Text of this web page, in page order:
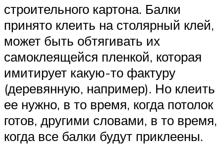
строительного картона. Балки
принято клеить на столярный клей,
может быть обтягивать их
самоклеящейся пленкой, которая
имитирует какую-то фактуру
(деревянную, например). Но клеить
ее нужно, в то время, когда потолок
готов, другими словами, в то время,
когда все балки будут приклеены.